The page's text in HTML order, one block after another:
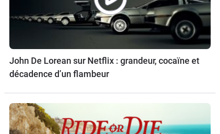
John De Lorean sur Netflix : grandeur, cocaïne et
décadence d’un flambeur